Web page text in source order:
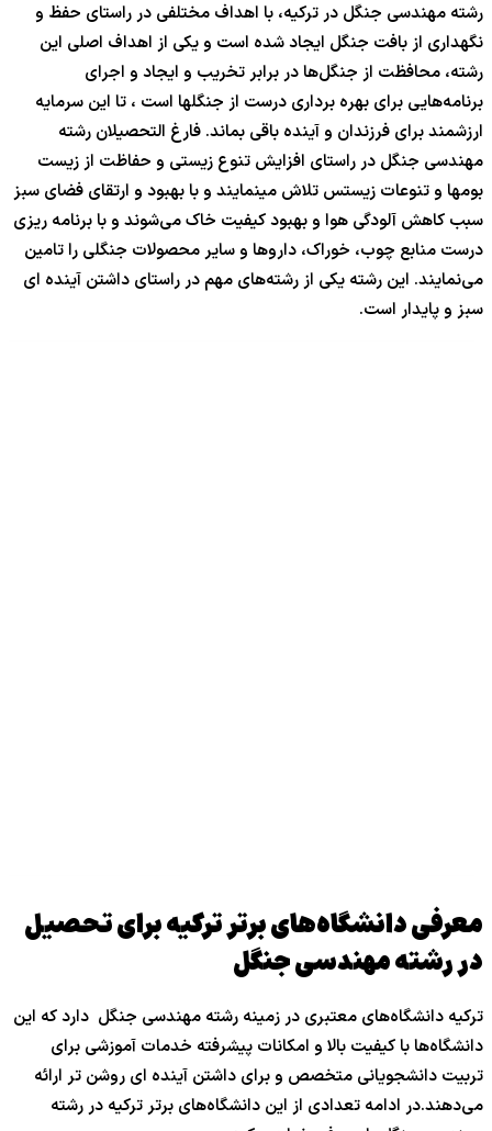
رشته مهندسی جنگل در ترکیه، با اهداف مختلفی در راستای حفظ و
نگهداری از بافت جنگل ایجاد شده است و یکی از اهداف اصلی این
رشته، محافظت از جنگل‌ها در برابر تخریب و ایجاد و اجرای
برنامه‌هایی برای بهره برداری درست از جنگلها است ، تا این سرمایه
ارزشمند برای فرزندان و آینده باقی بماند. فارغ التحصیلان رشته
مهندسی جنگل در راستای افزایش تنوع زیستی و حفاظت از زیست
بومها و تنوعات زیستس تلاش مینمایند و با بهبود و ارتقای فضای سبز
سبب کاهش آلودگی هوا و بهبود کیفیت خاک می‌شوند و با برنامه ریزی
درست منابع چوب، خوراک، داروها و سایر محصولات جنگلی را تامین
می‌نمایند. این رشته یکی از رشته‌های مهم در راستای داشتن آینده ای
سبز و پایدار است.
معرفی دانشگاه‌های برتر ترکیه برای تحصیل
در رشته مهندسی جنگل
ترکیه دانشگاه‌های معتبری در زمینه رشته مهندسی جنگل دارد که این
دانشگاه‌ها با کیفیت بالا و امکانات پیشرفته خدمات آموزشی برای
تربیت دانشجویانی متخصص و برای داشتن آینده ای روشن تر ارائه
می‌دهند.در ادامه تعدادی از این دانشگاه‌های برتر ترکیه در رشته